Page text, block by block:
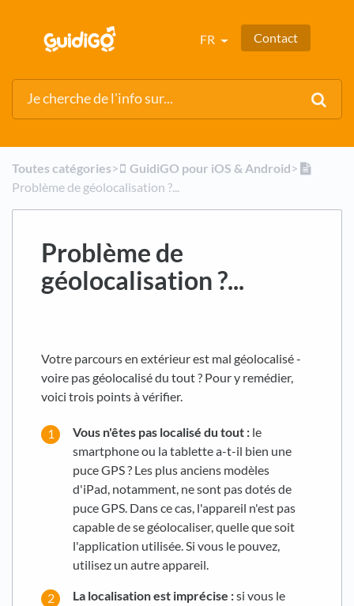
FR Contact
Toutes catégories​>​ ​GuidiGO pour iOS & Android​>​
Problème de géolocalisation ?...
Problème de
géolocalisation ?...
Votre parcours en extérieur est mal géolocalisé -
voire pas géolocalisé du tout ? Pour y remédier,
voici trois points à vérifier.
Vous n'êtes pas localisé du tout : le
smartphone ou la tablette a-t-il bien une
puce GPS ? Les plus anciens modèles
d'iPad, notamment, ne sont pas dotés de
puce GPS. Dans ce cas, l'appareil n'est pas
capable de se géolocaliser, quelle que soit
l'application utilisée. Si vous le pouvez,
utilisez un autre appareil.
La localisation est imprécise :si vous le